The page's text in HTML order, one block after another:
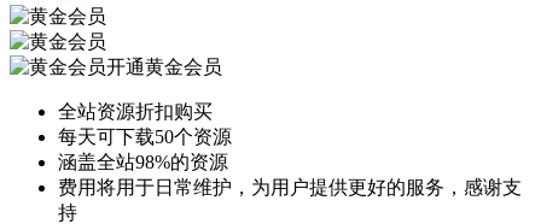
开通黄金会员
全站资源折扣购买
每天可下载50个资源
涵盖全站98%的资源
费用将用于日常维护，为用户提供更好的服务，感谢支
持